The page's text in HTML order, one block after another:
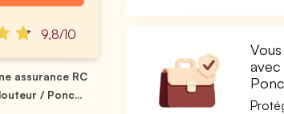
9,8/10
assurance RC
/ Ponc...